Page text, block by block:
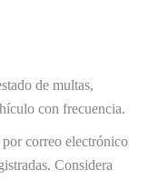
de multas,
con frecuencia.
correo electrónico
Considera